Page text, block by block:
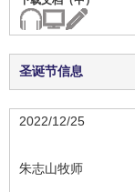
圣诞节信息
2022/12/25
朱志山牧师